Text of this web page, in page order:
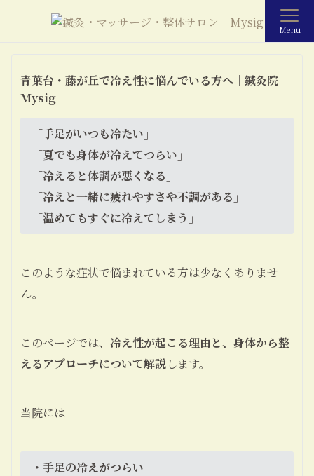
Menu
青葉台・藤が丘で冷え性に悩んでいる方へ｜鍼灸院
Mysig
「手足がいつも冷たい」
「夏でも身体が冷えてつらい」
「冷えると体調が悪くなる」
「冷えと一緒に疲れやすさや不調がある」
「温めてもすぐに冷えてしまう」
このような症状で悩まれている方は少なくありませ
ん。
このページでは、 冷え性が起こる理由と、身体から整
えるアプローチについて解説します。
当院には
・手足の冷えがつらい